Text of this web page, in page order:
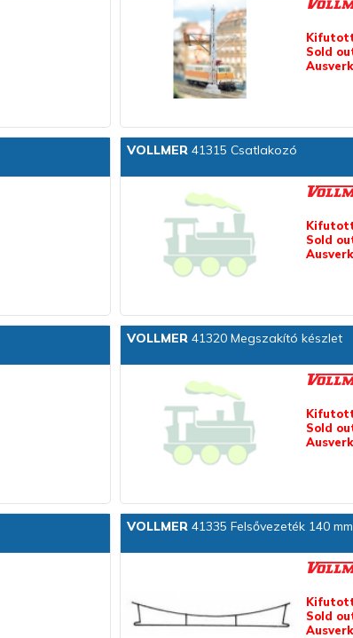
Sold
VOLLMER41315 Csatlakozó
Sold
VOLLMER41320 Megszakító készlet
Sold
VOLLMER41335 Felsővezeték 140 mm
Sold